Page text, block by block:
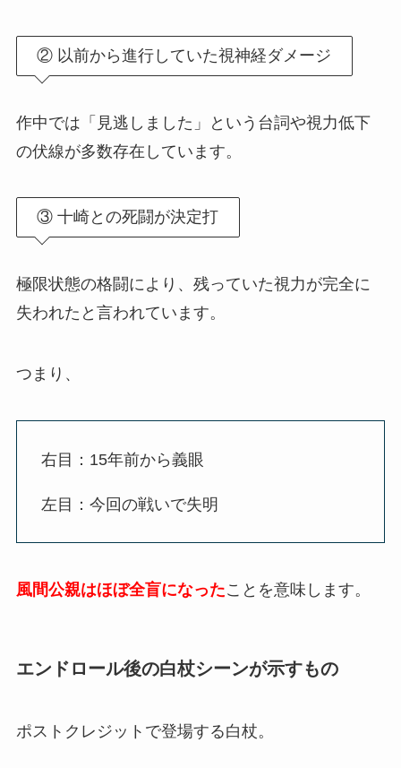
② 以前から進行していた視神経ダメージ
作中では「見逃しました」という台詞や視力低下
の伏線が多数存在しています。
③ 十崎との死闘が決定打
極限状態の格闘により、残っていた視力が完全に
失われたと言われています。
つまり、
右目：15年前から義眼
左目：今回の戦いで失明
風間公親はほぼ全盲になったことを意味します。
エンドロール後の白杖シーンが示すもの
ポストクレジットで登場する白杖。